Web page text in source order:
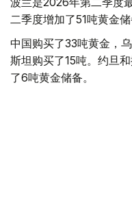
二季度增加了51吨黄金储
中国购买了33吨黄金，
斯坦购买了15吨。约旦
了6吨黄金储备。